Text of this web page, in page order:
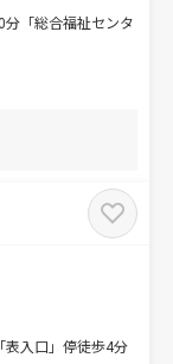
「総合福祉センタ
表入口」停徒歩4分